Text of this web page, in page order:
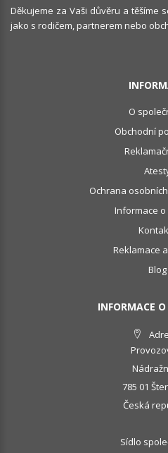
Děkujeme za Vaši důvěru a těšíme
jako s rodičem, partnerem nebo
O
Obchodní
Ochrana
Informace o
Reklamace
Blog
INFORMACE
785 01
Česká
Sídlo